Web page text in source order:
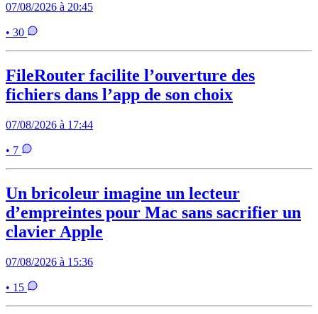
07/08/2026 à 20:45
• 30
FileRouter facilite l’ouverture des
fichiers dans l’app de son choix
07/08/2026 à 17:44
• 7
Un bricoleur imagine un lecteur
d’empreintes pour Mac sans sacrifier un
clavier Apple
07/08/2026 à 15:36
• 15